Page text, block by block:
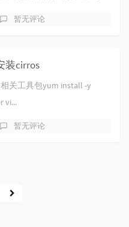
暂无评论
装cirros
关工具包yum install -y
vi...
暂无评论